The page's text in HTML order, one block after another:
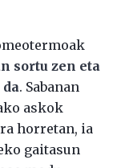
sortu zen eta
. Sabanan
askok
horretan, ia
gaitasun